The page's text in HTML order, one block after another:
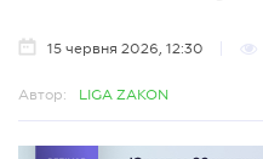
15 червня 2026, 12:30
Автор: LIGA ZAKON